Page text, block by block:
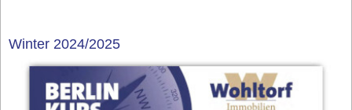
Winter 2024/2025